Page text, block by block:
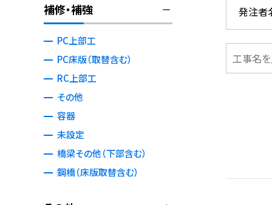
補修・補強
PC上部工
PC床版（取替含む）
RC上部工
その他
容器
未設定
橋梁その他（下部含む）
鋼橋（床版取替含む）